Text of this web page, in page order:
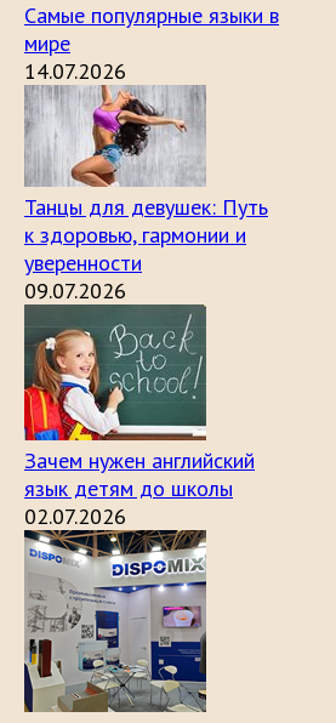
Самые популярные языки в
мире
14.07.2026
Танцы для девушек: Путь
к здоровью, гармонии и
уверенности
09.07.2026
Зачем нужен английский
язык детям до школы
02.07.2026